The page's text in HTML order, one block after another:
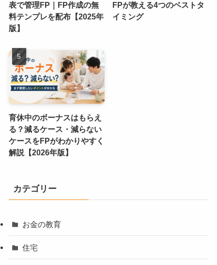
表で管理FP｜FP作成の無
料テンプレを配布【2025年
版】
FPが教える4つのベストタ
イミング
育休中のボーナスはもらえ
る？減るケース・減らない
ケースをFPがわかりやすく
解説【2026年版】
カテゴリー
お金の教育
住宅